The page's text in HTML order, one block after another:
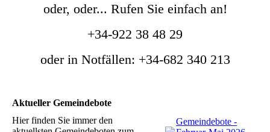
oder, oder... Rufen Sie einfach an!
+34-922 38 48 29
oder in Notfällen: +34-682 340 213
Aktueller Gemeindebote
Gemeindebote -
Hier finden Sie immer den